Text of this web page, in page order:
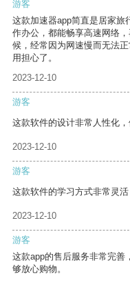
游客
这款加速器app简直是居家旅
作办公，都能畅享高速网络
候，经常因为网速慢而无法
用担心了。
2023-12-10
游客
这款软件的设计非常人性化，
2023-12-10
游客
这款软件的学习方式非常灵
2023-12-10
游客
这款app的售后服务非常完善
够放心购物。